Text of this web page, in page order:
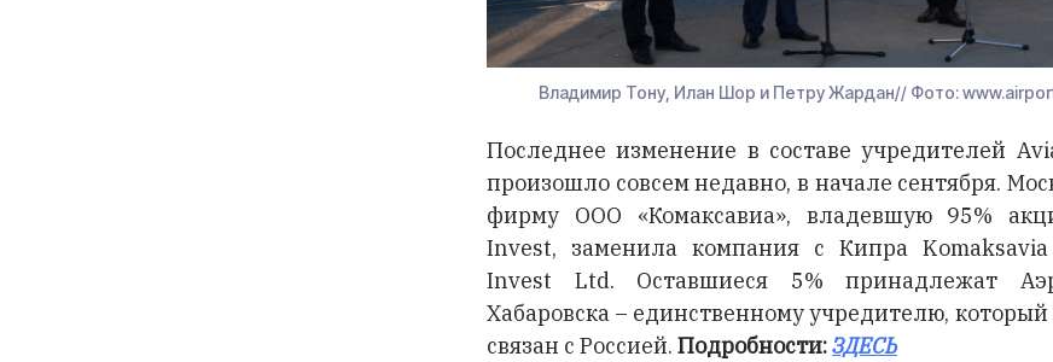
Владимир Тону, Илан Шор и Петру Жардан// Фото:
Последнее изменение в составе учредителей
произошло совсем недавно, в начале сентября.
фирму OOO «Комаксавиа», владевшую 95%
Invest, заменила компания с Кипра
Invest Ltd. Оставшиеся 5% принадлежат
Хабаровска – единственному учредителю, который
связан с Россией. Подробности:ЗДЕСЬ